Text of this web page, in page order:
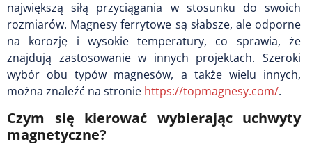
największą siłą przyciągania w stosunku do swoich
rozmiarów. Magnesy ferrytowe są słabsze, ale odporne
na korozję i wysokie temperatury, co sprawia, że
znajdują zastosowanie w innych projektach. Szeroki
wybór obu typów magnesów, a także wielu innych,
można znaleźć na stronie https://topmagnesy.com/.
Czym się kierować wybierając uchwyty
magnetyczne?